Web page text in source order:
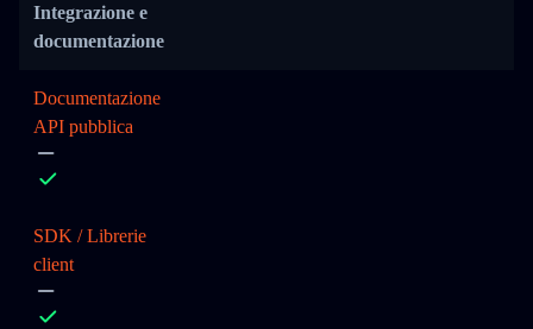
Integrazione e
documentazione
Documentazione
API pubblica
SDK / Librerie
client